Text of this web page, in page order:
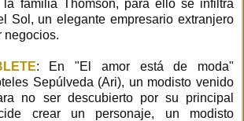
familia Thomson, para ello se infiltra
Sol, un elegante empresario extranjero
negocios.
: En "El amor está de moda"
Sepúlveda (Ari), un modisto venido
no ser descubierto por su principal
crear un personaje, un modisto